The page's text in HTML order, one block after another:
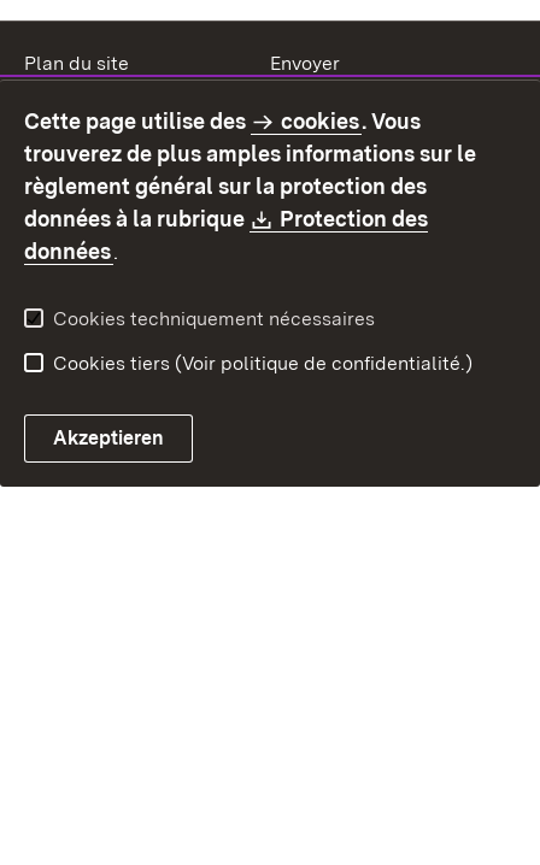
Plan du site
Envoyer
Mode d'emploi
Déclaration sur
l'accessibilité
Contact
Signaler un lien brisé
Cette page utilise des cookies. Vous
trouverez de plus amples informations sur le
règlement général sur la protection des
données à la rubrique
Download:
Protection des
données.
Cookies techniquement nécessaires
Cookies tiers (Voir politique de confidentialité.)
Akzeptieren